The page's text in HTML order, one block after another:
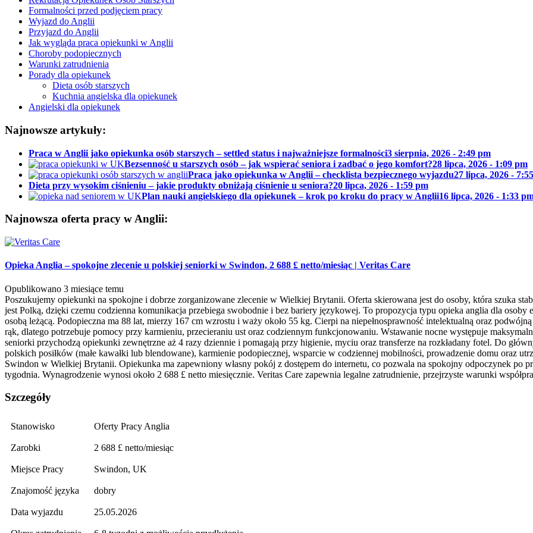
Formalności przed podjęciem pracy
Wyjazd do Anglii
Przyjazd do Anglii
Jak wygląda praca opiekunki w Anglii
Choroby podopiecznych
Warunki zatrudnienia
Porady dla opiekunek
Dieta osób starszych
Kuchnia angielska dla opiekunek
Angielski dla opiekunek
Najnowsze artykuły:
Praca w Anglii jako opiekunka osób starszych – settled status i najważniejsze formalności3 sierpnia, 2026 - 2:49 pm
Bezsenność u starszych osób – jak wspierać seniora i zadbać o jego komfort?28 lipca, 2026 - 1:09 pm
Praca jako opiekunka w Anglii – checklista bezpiecznego wyjazdu27 lipca, 2026 -
Dieta przy wysokim ciśnieniu – jakie produkty obniżają ciśnienie u seniora?20 lipca, 2026 - 1:59 pm
Plan nauki angielskiego dla opiekunek – krok po kroku do pracy w Anglii16 lipca, 2026 - 1:33
Najnowsza oferta pracy w Anglii:
Opieka Anglia – spokojne zlecenie u polskiej seniorki w Swindon, 2 688 £ netto/miesiąc | Veritas Care
Opublikowano 3 miesiące temu
Poszukujemy opiekunki na spokojne i dobrze zorganizowane zlecenie w Wielkiej Brytanii. Oferta skierowana jest do osoby, która szuka
jest Polką, dzięki czemu codzienna komunikacja przebiega swobodnie i bez bariery językowej. To propozycja typu opieka anglia dla
osobą leżącą. Podopieczna ma 88 lat, mierzy 167 cm wzrostu i waży około 55 kg. Cierpi na niepełnosprawność intelektualną oraz
rąk, dlatego potrzebuje pomocy przy karmieniu, przecieraniu ust oraz codziennym funkcjonowaniu. Wstawanie nocne występuje
seniorki przychodzą opiekunki zewnętrzne aż 4 razy dziennie i pomagają przy higienie, myciu oraz transferze na rozkładany fotel. Do
polskich posiłków (małe kawałki lub blendowane), karmienie podopiecznej, wsparcie w codziennej mobilności, prowadzenie domu oraz
Swindon w Wielkiej Brytanii. Opiekunka ma zapewniony własny pokój z dostępem do internetu, co pozwala na spokojny odpoczynek po
tygodnia. Wynagrodzenie wynosi około 2 688 £ netto miesięcznie. Veritas Care zapewnia legalne zatrudnienie, przejrzyste warunki
Szczegóły
Stanowisko Oferty Pracy Anglia
Zarobki 2 688 £ netto/miesiąc
Miejsce Pracy Swindon, UK
Znajomość języka dobry
Data wyjazdu 25.05.2026